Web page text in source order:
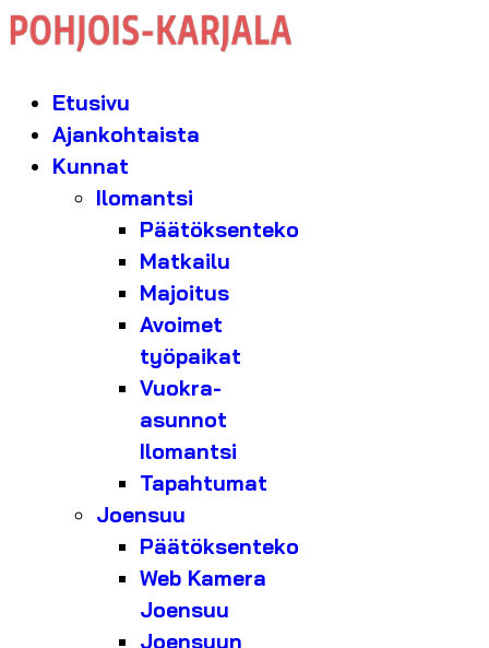
Etusivu
Ajankohtaista
Kunnat
Ilomantsi
Päätöksenteko
Matkailu
Majoitus
Avoimet
työpaikat
Vuokra-
asunnot
Ilomantsi
Tapahtumat
Joensuu
Päätöksenteko
Web Kamera
Joensuu
Joensuun